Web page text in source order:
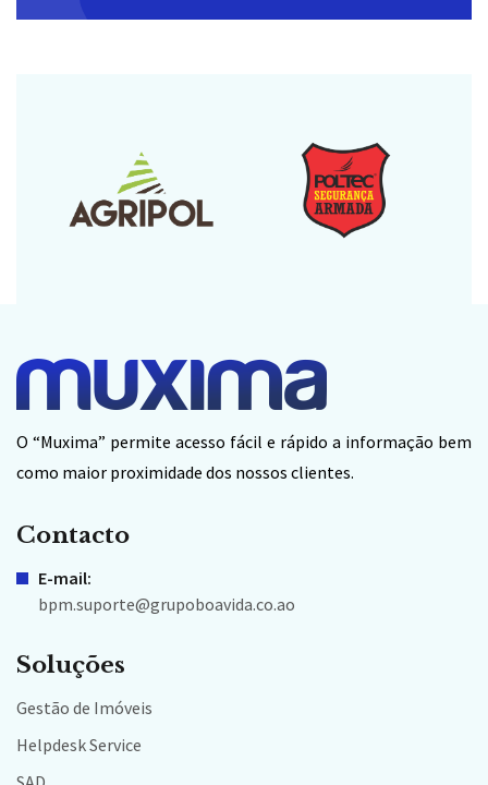
O “Muxima” permite acesso fácil e rápido a informação bem
como maior proximidade dos nossos clientes.
Contacto
E-mail:
bpm.suporte@grupoboavida.co.ao
Soluções
Gestão de Imóveis
Helpdesk Service